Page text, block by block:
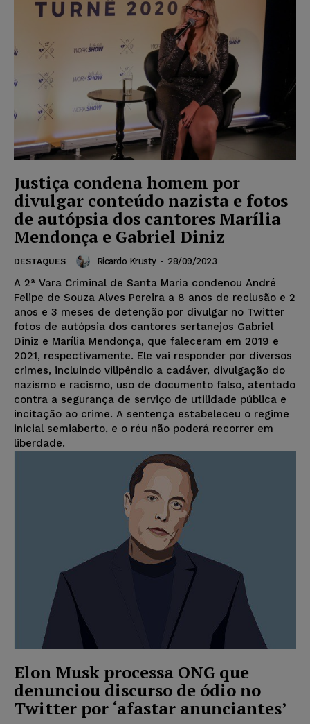
Justiça condena homem por
divulgar conteúdo nazista e fotos
de autópsia dos cantores Marília
Mendonça e Gabriel Diniz
DESTAQUES Ricardo Krusty - 28/09/2023
A 2ª Vara Criminal de Santa Maria condenou André
Felipe de Souza Alves Pereira a 8 anos de reclusão e 2
anos e 3 meses de detenção por divulgar no Twitter
fotos de autópsia dos cantores sertanejos Gabriel
Diniz e Marília Mendonça, que faleceram em 2019 e
2021, respectivamente. Ele vai responder por diversos
crimes, incluindo vilipêndio a cadáver, divulgação do
nazismo e racismo, uso de documento falso, atentado
contra a segurança de serviço de utilidade pública e
incitação ao crime. A sentença estabeleceu o regime
inicial semiaberto, e o réu não poderá recorrer em
liberdade.
Elon Musk processa ONG que
denunciou discurso de ódio no
Twitter por ‘afastar anunciantes’